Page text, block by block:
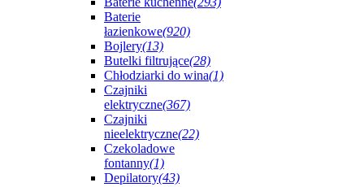
Baterie
łazienkowe(920)
Bojlery(13)
Butelki filtrujące(28)
Chłodziarki do wina(1)
Czajniki
elektryczne(367)
Czajniki
nieelektryczne(22)
Czekoladowe
fontanny(1)
Depilatory(43)